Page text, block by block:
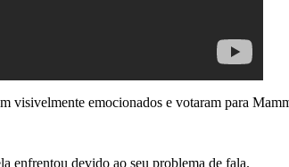
emocionados e votaram para
enfrentou devido ao seu problema de fala.